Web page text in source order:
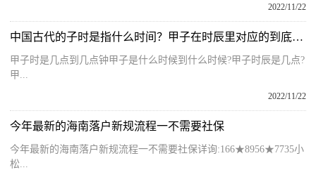
2022/11/22
中国古代的子时是指什么时间？甲子在时辰里对应的到底是几点呢？
甲子时是几点到几点钟甲子是什么时候到什么时候?甲子时辰是几点?
甲...
2022/11/22
今年最新的海南落户新规流程一不需要社保
今年最新的海南落户新规流程一不需要社保详询:166★8956★7735小
松...